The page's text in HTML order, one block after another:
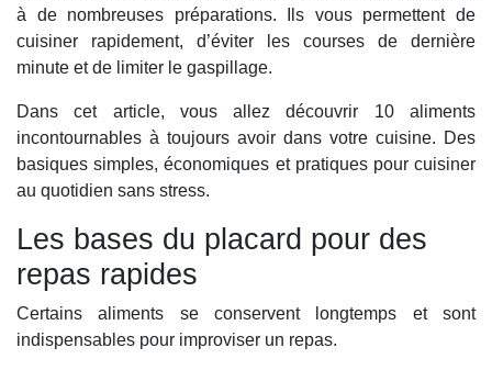
à de nombreuses préparations. Ils vous permettent de
cuisiner rapidement, d’éviter les courses de dernière
minute et de limiter le gaspillage.
Dans cet article, vous allez découvrir 10 aliments
incontournables à toujours avoir dans votre cuisine. Des
basiques simples, économiques et pratiques pour cuisiner
au quotidien sans stress.
Les bases du placard pour des
repas rapides
Certains aliments se conservent longtemps et sont
indispensables pour improviser un repas.